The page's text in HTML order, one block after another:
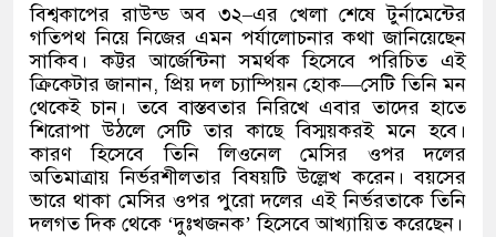
বিশ্বকাপের রাউন্ড অব ৩২–এর খেলা শেষে টুর্নামেন্টের
গতিপথ নিয়ে নিজের এমন পর্যালোচনার কথা জানিয়েছেন
সাকিব। কট্টর আর্জেন্টিনা সমর্থক হিসেবে পরিচিত এই
ক্রিকেটার জানান,প্রিয় দল চ্যাম্পিয়ন হোক—সেটি তিনি মন
থেকেই চান। তবে বাস্তবতার নিরিখে এবার তাদের হাতে
শিরোপা উঠলে সেটি তার কাছে বিস্ময়করই মনে হবে।
কারণ হিসেবে তিনি লিওনেল মেসির ওপর দলের
অতিমাত্রায় নির্ভরশীলতার বিষয়টি উল্লেখ করেন। বয়সের
ভারে থাকা মেসির ওপর পুরো দলের এই নির্ভরতাকে তিনি
দলগত দিক থেকে ‘দুঃখজনক’হিসেবে আখ্যায়িত করেছেন।